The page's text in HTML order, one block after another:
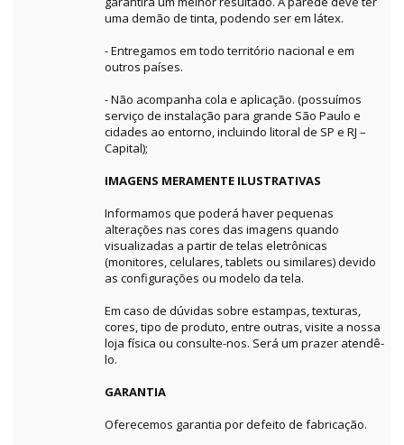
uma demão de tinta, podendo ser em látex.
- Entregamos em todo território nacional e em
outros países.
- Não acompanha cola e aplicação. (possuímos
serviço de instalação para grande São Paulo e
cidades ao entorno, incluindo litoral de SP e RJ –
Capital);
IMAGENS MERAMENTE ILUSTRATIVAS
Informamos que poderá haver pequenas
alterações nas cores das imagens quando
visualizadas a partir de telas eletrônicas
(monitores, celulares, tablets ou similares) devido
as configurações ou modelo da tela.
Em caso de dúvidas sobre estampas, texturas,
cores, tipo de produto, entre outras, visite a nossa
loja física ou consulte-nos. Será um prazer atendê-
lo.
GARANTIA
Oferecemos garantia por defeito de fabricação.